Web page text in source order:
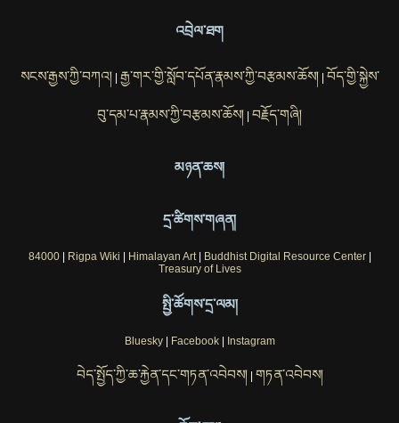
འབྲེལ་ཐག
སངས་རྒྱས་ཀྱི་བཀའ། རྒྱ་གར་གྱི་སློབ་དཔོན་རྣམས་ཀྱི་བརྩམས་ཆོས། བོད་གྱི་སྐྱེས་
བུ་དམ་པ་རྣམས་ཀྱི་བརྩམས་ཆོས། བརྗོད་གཞི།
མཉན་ཆས།
དྲ་ཚིགས་གཞན།
84000| Rigpa Wiki Himalayan Art| Buddhist Digital Resource Center|
Treasury of Lives
སྤྱི་ཚོགས་དྲ་ལམ།
Bluesky| Facebook| Instagram
བེད་སྤྱོད་ཀྱི་ཆ་རྐྱེན་དང་གཏན་འབེབས། གཏན་འབེབས།